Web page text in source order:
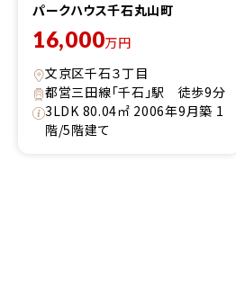
パークハウス千石丸山町
16,000万円
文京区千石３丁目
都営三田線「千石」駅 徒歩9分
3LDK 80.04㎡ 2006年9月築 1
階/5階建て